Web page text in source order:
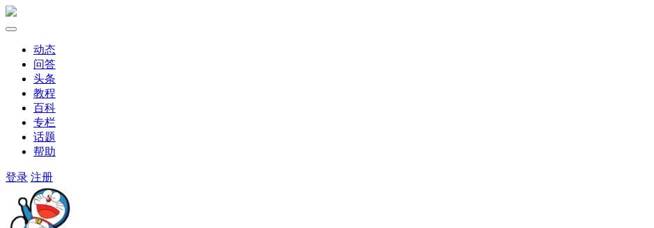
动态
问答
头条
教程
百科
专栏
话题
帮助
登录 注册